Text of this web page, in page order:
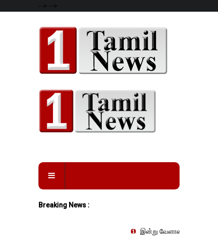
--> -->
Breaking News :
இன்று வேளாண் நிதிநிலை அறிக்கை